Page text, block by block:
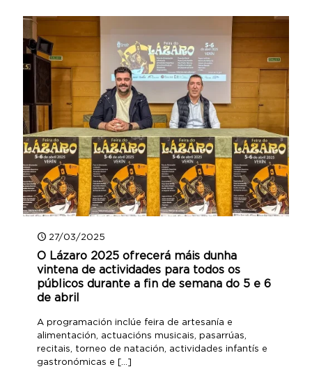
27/03/2025
O Lázaro 2025 ofrecerá máis dunha
vintena de actividades para todos os
públicos durante a fin de semana do 5 e 6
de abril
A programación inclúe feira de artesanía e
alimentación, actuacións musicais, pasarrúas,
recitais, torneo de natación, actividades infantís e
gastronómicas e […]